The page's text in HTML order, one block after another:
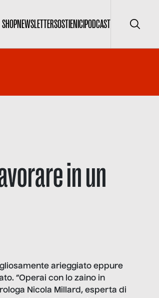
SHOPNEWSLETTERSOSTIENICIPODCAST Cerca
in un
arieggiato eppure
“Operai con lo zaino in
Nicola Millard, esperta di